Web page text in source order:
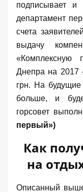
подписывает и
департамент
счета
выдачу
«Комплексную
Днепра на 2017
грн. На
больше, и
горсовет
первый»)
Как
на
Описанный